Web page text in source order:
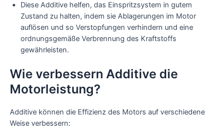
Diese Additive helfen, das Einspritzsystem in gutem
Zustand zu halten, indem sie Ablagerungen im Motor
auflösen und so Verstopfungen verhindern und eine
ordnungsgemäße Verbrennung des Kraftstoffs
gewährleisten.
Wie verbessern Additive die
Motorleistung?
Additive können die Effizienz des Motors auf verschiedene
Weise verbessern: